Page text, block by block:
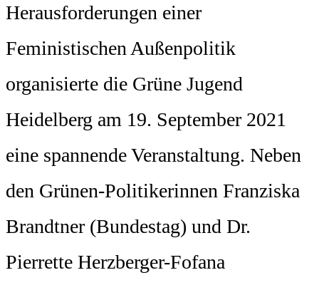
Herausforderungen einer
Feministischen Außenpolitik
organisierte die Grüne Jugend
Heidelberg am 19. September 2021
eine spannende Veranstaltung. Neben
den Grünen-Politikerinnen Franziska
Brandtner (Bundestag) und Dr.
Pierrette Herzberger-Fofana